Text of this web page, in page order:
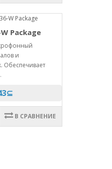
Package
и
Обеспечивает
В СРАВНЕНИЕ